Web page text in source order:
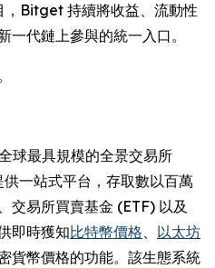
，Bitget 持續將收益、流動性
一代鏈上參與的統一入口。
球最具規模的全景交易所
一站式平台，存取數以百萬
交易所買賣基金 (ETF) 以及
即時獲知比特幣價格、 以太坊
貨幣價格的功能。該生態系統